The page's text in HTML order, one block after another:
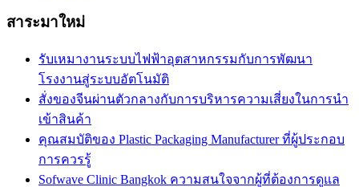
สาระมาใหม่
รับเหมางานระบบไฟฟ้าอุตสาหกรรมกับการพัฒนา
โรงงานสู่ระบบอัตโนมัติ
สั่งของจีนผ่านตัวกลางกับการบริหารความเสี่ยงในการนำ
เข้าสินค้า
คุณสมบัติของ Plastic Packaging Manufacturer ที่ผู้ประกอบ
การควรรู้
Sofwave Clinic Bangkok ความสนใจจากผู้ที่ต้องการดูแล